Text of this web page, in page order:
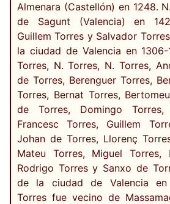
Almenara (Castellón) en 1248.
de Sagunt (Valencia) en
Guillem Torres y Salvador
la ciudad de Valencia en 1306-
Torres, N. Torres, N. Torres,
de Torres, Berenguer Torres,
Torres, Bernat Torres,
de Torres, Domingo Torres,
Francesc Torres, Guillem
Johan de Torres, Llorenç
Mateu Torres, Miguel Torres,
Rodrigo Torres y Sanxo de
de la ciudad de Valencia en
Torres fue vecino de